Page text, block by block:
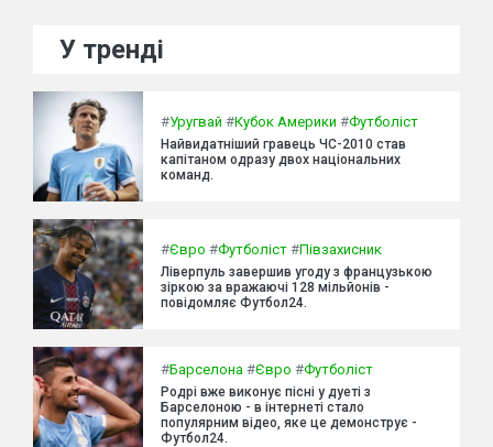
У тренді
#Уругвай #Кубок Америки #Футболіст
Найвидатніший гравець ЧС-2010 став
капітаном одразу двох національних
команд.
#Євро #Футболіст #Півзахисник
Ліверпуль завершив угоду з французькою
зіркою за вражаючі 128 мільйонів -
повідомляє Футбол24.
#Барселона #Євро #Футболіст
Родрі вже виконує пісні у дуеті з
Барселоною - в інтернеті стало
популярним відео, яке це демонструє -
Футбол24.